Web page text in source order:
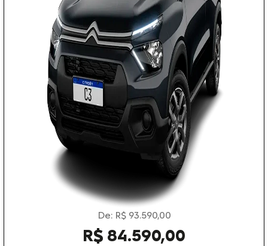
De: R$ 93.590,00
R$ 84.590,00